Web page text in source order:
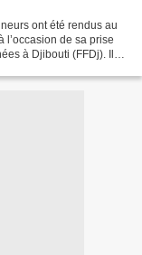
ont été rendus au
de sa prise
à Djibouti (FFDj). Il